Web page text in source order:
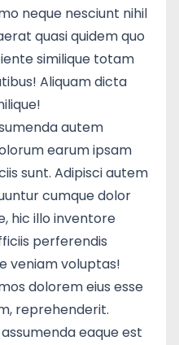
neque nesciunt nihil
quasi quidem quo
similique totam
Aliquam dicta
autem
earum ipsam
sunt. Adipisci autem
cumque dolor
hic illo inventore
perferendis
veniam voluptas!
dolorem eius esse
reprehenderit.
eaque est